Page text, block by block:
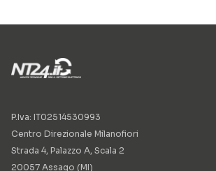
P.Iva: IT02514530993
Centro Direzionale Milanofiori
Strada 4, Palazzo A, Scala 2
20057 Assago (MI)